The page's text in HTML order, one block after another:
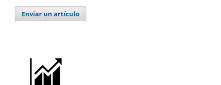
Enviar un artículo